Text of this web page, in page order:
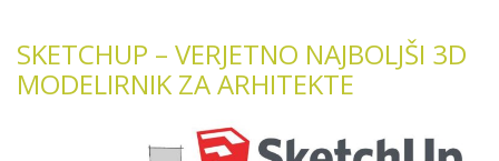
SKETCHUP – VERJETNO NAJBOLJŠI 3D
MODELIRNIK ZA ARHITEKTE